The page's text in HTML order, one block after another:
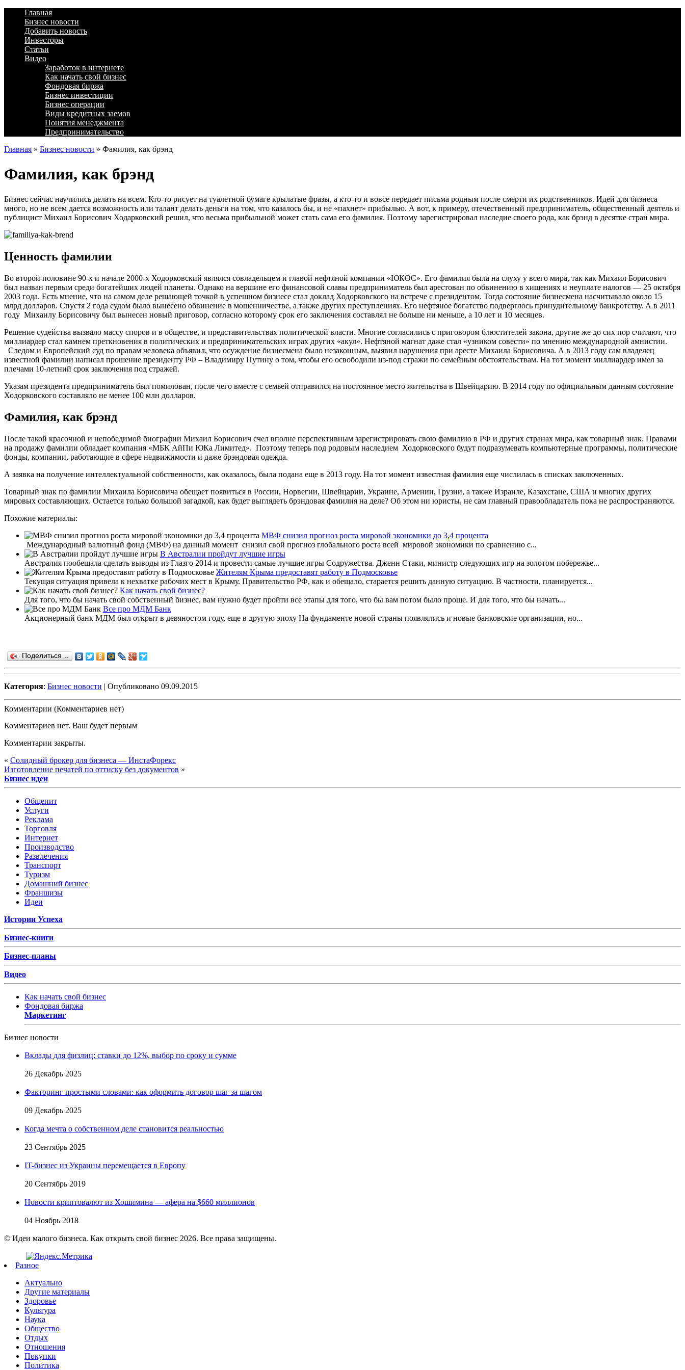
Главная
Бизнес новости
Добавить новость
Инвесторы
Статьи
Видео
Заработок в интернете
Как начать свой бизнес
Фондовая биржа
Бизнес инвестиции
Бизнес операции
Виды кредитных заемов
Понятия менеджмента
Предпринимательство
Главная » Бизнес новости » Фамилия, как брэнд
Фамилия, как брэнд
Бизнес сейчас научились делать на всем. Кто-то рисует на туалетной бумаге крылатые фразы, а кто-то и вовсе передает письма родным после смерти их родственников. Идей для бизнеса
много, но не всем дается возможность или талант делать деньги на том, что казалось бы, и не «пахнет» прибылью. А вот, к примеру, отечественный предприниматель, общественный деятель и
публицист Михаил Борисович Ходарковский решил, что весьма прибыльной может стать сама его фамилия. Поэтому зарегистрировал наследие своего рода, как брэнд в десятке стран мира.
Ценность фамилии
Во второй половине 90-х и начале 2000-х Ходорковский являлся совладельцем и главой нефтяной компании «ЮКОС». Его фамилия была на слуху у всего мира, так как Михаил Борисович
был назван первым среди богатейших людей планеты. Однако на вершине его финансовой славы предприниматель был арестован по обвинению в хищениях и неуплате налогов — 25 октября
2003 года. Есть мнение, что на самом деле решающей точкой в успешном бизнесе стал доклад Ходорковского на встрече с президентом. Тогда состояние бизнесмена насчитывало около 15
млрд долларов. Спустя 2 года судом было вынесено обвинение в мошенничестве, а также других преступлениях. Его нефтяное богатство подверглось принудительному банкротству. А в 2011
году Михаилу Борисовичу был вынесен новый приговор, согласно которому срок его заключения составлял не больше ни меньше, а 10 лет и 10 месяцев.
Решение судейства вызвало массу споров и в обществе, и представительствах политической власти. Многие согласились с приговором блюстителей закона, другие же до сих пор считают, что
миллиардер стал камнем преткновения в политических и предпринимательских играх других «акул». Нефтяной магнат даже стал «узником совести» по мнению международной амнистии.
Следом и Европейский суд по правам человека объявил, что осуждение бизнесмена было незаконным, выявил нарушения при аресте Михаила Борисовича. А в 2013 году сам владелец
известной фамилии написал прошение президенту РФ – Владимиру Путину о том, чтобы его освободили из-под стражи по семейным обстоятельствам. На тот момент миллиардер имел за
плечами 10-летний срок заключения под стражей.
Указам президента предприниматель был помилован, после чего вместе с семьей отправился на постоянное место жительства в Швейцарию. В 2014 году по официальным данным состояние
Ходорковского составляло не менее 100 млн долларов.
Фамилия, как брэнд
После такой красочной и непобедимой биографии Михаил Борисович счел вполне перспективным зарегистрировать свою фамилию в РФ и других странах мира, как товарный знак. Правами
на продажу фамилии обладает компания «МБК АйПи ЮКа Лимитед». Поэтому теперь под родовым наследием Ходорковского будут подразумевать компьютерные программы, политические
фонды, компании, работающие в сфере недвижимости и даже брэндовая одежда.
А заявка на получение интеллектуальной собственности, как оказалось, была подана еще в 2013 году. На тот момент известная фамилия еще числилась в списках заключенных.
Товарный знак по фамилии Михаила Борисовича обещает появиться в России, Норвегии, Швейцарии, Украине, Армении, Грузии, а также Израиле, Казахстане, США и многих других
мировых составляющих. Остается только большой загадкой, как будет выглядеть брэндовая фамилия на деле? Об этом ни юристы, не сам главный правообладатель пока не распространяются.
Похожие материалы:
МВФ снизил прогноз роста мировой экономики до 3,4 процента
Международный валютный фонд (МВФ) на данный момент снизил свой прогноз глобального роста всей мировой экономики по сравнению с...
В Австралии пройдут лучшие игры
Австралия пообещала сделать выводы из Глазго 2014 и провести самые лучшие игры Содружества. Дженн Стаки, министр следующих игр на золотом побережье...
Жителям Крыма предоставят работу в Подмосковье
Текущая ситуация привела к нехватке рабочих мест в Крыму. Правительство РФ, как и обещало, старается решить данную ситуацию. В частности, планируется...
Как начать свой бизнес?
Для того, что бы начать свой собственный бизнес, вам нужно будет пройти все этапы для того, что бы вам потом было проще. И для того, что бы начать...
Все про МДМ Банк
Акционерный банк МДМ был открыт в девяностом году, еще в другую эпоху На фундаменте новой страны появлялись и новые банковские организации, но...
Поделиться…
Категория: Бизнес новости | Опубликовано 09.09.2015
Комментарии (Комментариев нет)
Комментариев нет. Ваш будет первым
Комментарии закрыты.
« Солидный брокер для бизнеса — ИнстаФорекс
Изготовление печатей по оттиску без документов »
Бизнес идеи
Общепит
Услуги
Реклама
Торговля
Интернет
Производство
Развлечения
Транспорт
Туризм
Домашний бизнес
Франшизы
Идеи
Истории Успеха
Бизнес-книги
Бизнес-планы
Видео
Как начать свой бизнес
Фондовая биржа
Маркетинг
Бизнес новости
Вклады для физлиц: ставки до 12%, выбор по сроку и сумме
26 Декабрь 2025
Факторинг простыми словами: как оформить договор шаг за шагом
09 Декабрь 2025
Когда мечта о собственном деле становится реальностью
23 Сентябрь 2025
IT-бизнес из Украины перемещается в Европу
20 Сентябрь 2019
Новости криптовалют из Хошимина — афера на $660 миллионов
04 Ноябрь 2018
© Идеи малого бизнеса. Как открыть свой бизнес 2026. Все права защищены.
Разное
Актуально
Другие материалы
Здоровье
Культура
Наука
Общество
Отдых
Отношения
Покупки
Политика